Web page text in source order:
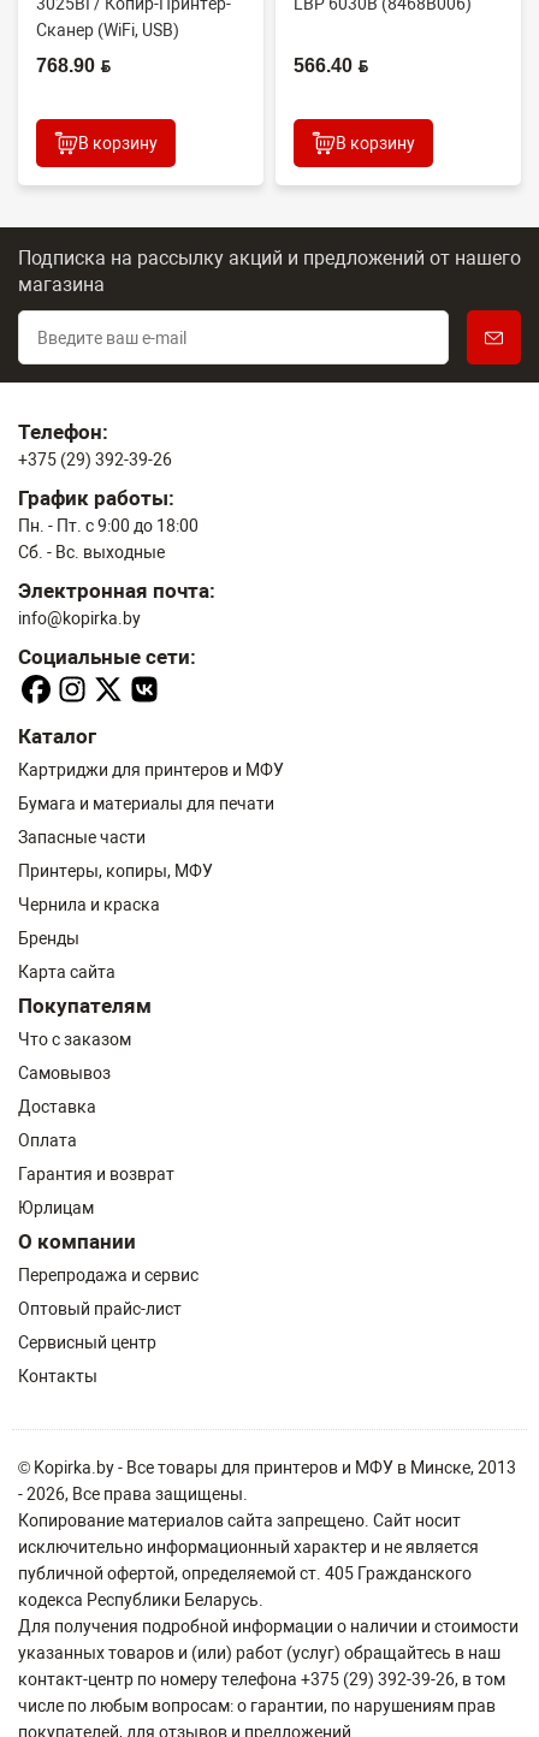
Сканер (WiFi, USB)
768.90 BYN
В корзину
566.40 BYN
В корзину
Подписка на рассылку акций и предложений от нашего
магазина
Телефон:
+375 (29) 392-39-26
График работы:
Пн. - Пт. с 9:00 до 18:00
Сб. - Вс. выходные
Электронная почта:
info@kopirka.by
Социальные сети:
Каталог
Картриджи для принтеров и МФУ
Бумага и материалы для печати
Запасные части
Принтеры, копиры, МФУ
Чернила и краска
Бренды
Карта сайта
Покупателям
Что с заказом
Самовывоз
Доставка
Оплата
Гарантия и возврат
Юрлицам
О компании
Перепродажа и сервис
Оптовый прайс-лист
Сервисный центр
Контакты
© Kopirka.by - Все товары для принтеров и МФУ в Минске, 2013
- 2026, Все права защищены.
Копирование материалов сайта запрещено. Сайт носит
исключительно информационный характер и не является
публичной офертой, определяемой ст. 405 Гражданского
кодекса Республики Беларусь.
Для получения подробной информации о наличии и стоимости
указанных товаров и (или) работ (услуг) обращайтесь в наш
контакт-центр по номеру телефона +375 (29) 392-39-26, в том
числе по любым вопросам: о гарантии, по нарушениям прав
покупателей, для отзывов и предложений.